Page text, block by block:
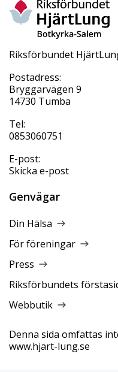
Riksförbundet
Postadress:
Bryggarvägen 9
14730 Tumba
Tel:
0853060751
E-post:
Skicka e-post
Genvägar
Din Hälsa
För föreningar
Press
Riksförbundets
Webbutik
Denna sida omfattas
www.hjart-lung.se